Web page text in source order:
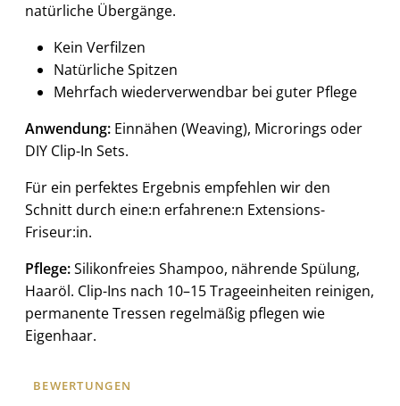
natürliche Übergänge.
Kein Verfilzen
Natürliche Spitzen
Mehrfach wiederverwendbar bei guter Pflege
Anwendung: Einnähen (Weaving), Microrings oder
DIY Clip-In Sets.
Für ein perfektes Ergebnis empfehlen wir den
Schnitt durch eine:n erfahrene:n Extensions-
Friseur:in.
Pflege:Silikonfreies Shampoo, nährende Spülung,
Haaröl. Clip-Ins nach 10–15 Trageeinheiten reinigen,
permanente Tressen regelmäßig pflegen wie
Eigenhaar.
BEWERTUNGEN